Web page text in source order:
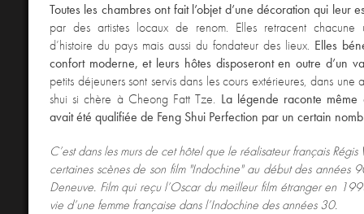
Toutes les chambres ont fait l’objet d’une décoration qui leur
par des artistes locaux de renom. Elles retracent chacune
d’histoire du pays mais aussi du fondateur des lieux. Elles
confort moderne, et leurs hôtes disposeront en outre d’un
petits déjeuners sont servis dans les cours extérieures, dans une
shui si chère à Cheong Fatt Tze. La légende raconte même
avait été qualifiée de Feng Shui Perfection par un certain
C’est dans les murs de cet hôtel que le réalisateur français
certaines scènes de son film "Indochine" au début des années
Deneuve. Film qui reçu l’Oscar du meilleur film étranger en
vie d’une femme française dans l’Indochine des années 30.